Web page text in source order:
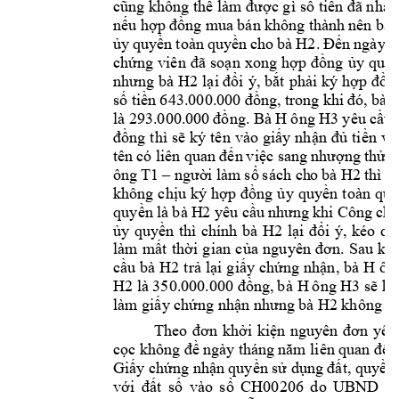
cũng không th làm được gì số tiền đã nhậ
nếu hợp đồng mua bán không thành nên bà
ủy quyền toàn quyền cho bà H2. Đến ngày
chứng viên đã soạn xong hợp đồng ủy quy
nhưng bà H2 lại đổi ý, bắt phải ký hợp đồ
số tiền 643.000.000 đồng, trong khi đó, bà
là 293.000.000 đồng. Bà H ông H3 yêu cầu
đồng thì sẽ ký tên vào giấy nhận đủ tiền
tên có liên quan đến việc sang nhượng thửa
ông T1 – người làm sổ sách cho bà H2thì
không chịu ký hợp đồng ủy quyền toàn quy
quyền là bà H2 yêu cầu nhưng khi Công ch
ủy quyền thì chính bà H2 lại đổi ý, kéo
làm mất thời gian của nguyên đơn. Sau
cầu bà H2 trả lại giấy chứng nhận, bà H
H2 là 350.000.000 đồng, bà H ông H3 sẽ h
làm giấy chứng nhận nhưng bà H2 không
Theo đơn khởi kiện nguyên đơn
cọc không đề ngày tháng năm liên quan đế
Giấy chứng nhận quyền sử dụng đất, quyề
với đất số vào sổ CH00206 do UBND